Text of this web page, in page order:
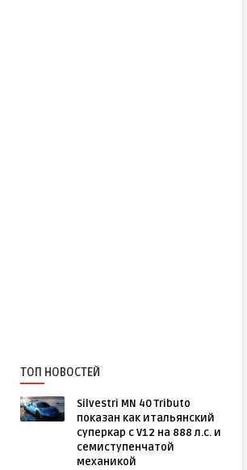
ТОП НОВОСТЕЙ
Silvestri MN 40 Tributo
показан как итальянский
суперкар с V12 на 888 л.с. и
семиступенчатой
механикой